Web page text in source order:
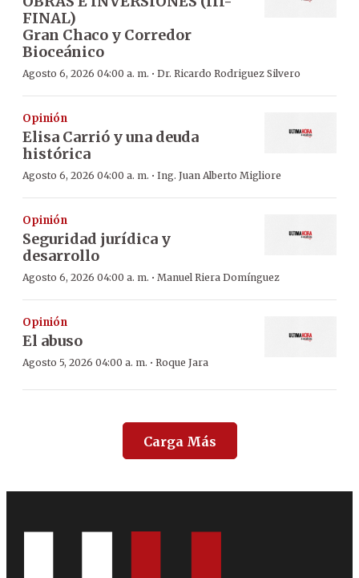
FINAL)
Gran Chaco y Corredor
Bioceánico
Agosto 6, 2026 04:00 a. m. · Dr. Ricardo Rodriguez Silvero
Opinión
Elisa Carrió y una deuda
histórica
Agosto 6, 2026 04:00 a. m. · Ing. Juan Alberto Migliore
Opinión
Seguridad jurídica y
desarrollo
Agosto 6, 2026 04:00 a. m. · Manuel Riera Domínguez
Opinión
El abuso
Agosto 5, 2026 04:00 a. m. · Roque Jara
Carga Más